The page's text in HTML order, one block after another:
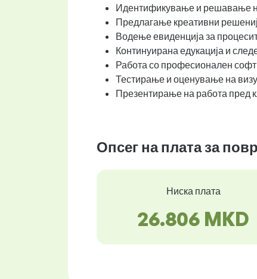
Идентификување и решавање
Предлагање креативни
Водење евиденција за
Континуирана едукација и
Работа со професионален
Тестирање и оценување на
Презентирање на работа пред
Опсег на плата за
Ниска плата
26.806 MKD